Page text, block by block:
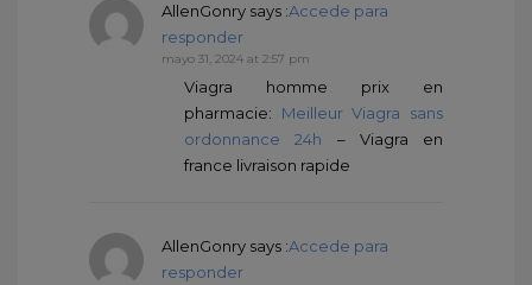
AllenGonry says :Accede para
responder
mayo 31, 2024 at 2:57 pm
Viagra homme prix en
pharmacie: Meilleur Viagra sans
ordonnance 24h – Viagra en
france livraison rapide
AllenGonry says :Accede para
responder